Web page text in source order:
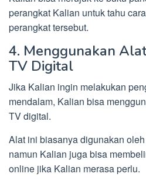
perangkat Kalian untuk tahu
perangkat tersebut.
4. Menggunakan
TV Digital
Jika Kalian ingin melakukan
mendalam, Kalian bisa
TV digital.
Alat ini biasanya digunakan
namun Kalian juga bisa
online jika Kalian merasa perlu.